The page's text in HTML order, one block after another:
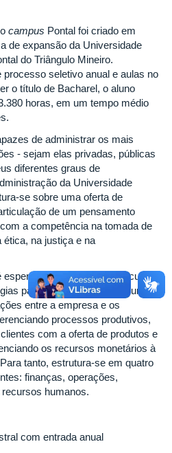
campus Pontal foi criado em
de expansão da Universidade
do Triângulo Mineiro.
seletivo anual e aulas no
o título de Bacharel, o aluno
horas, em um tempo médio
de administrar os mais
- sejam elas privadas, públicas
diferentes graus de
da Universidade
se sobre uma oferta de
de um pensamento
a competência na tomada de
na justiça e na
que o egresso do curso
para a sobrevivência de um
entre a empresa e os
processos produtivos,
com a oferta de produtos e
os recursos monetários à
tanto, estrutura-se em quatro
finanças, operações,
humanos.
com entrada anual